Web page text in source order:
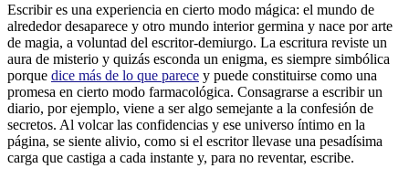
Escribir es una experiencia en cierto modo mágica: el mundo de
alrededor desaparece y otro mundo interior germina y nace por arte
de magia, a voluntad del escritor-demiurgo. La escritura reviste un
aura de misterio y quizás esconda un enigma, es siempre simbólica
porque dice más de lo que parece y puede constituirse como una
promesa en cierto modo farmacológica. Consagrarse a escribir un
diario, por ejemplo, viene a ser algo semejante a la confesión de
secretos. Al volcar las confidencias y ese universo íntimo en la
página, se siente alivio, como si el escritor llevase una pesadísima
carga que castiga a cada instante y, para no reventar, escribe.